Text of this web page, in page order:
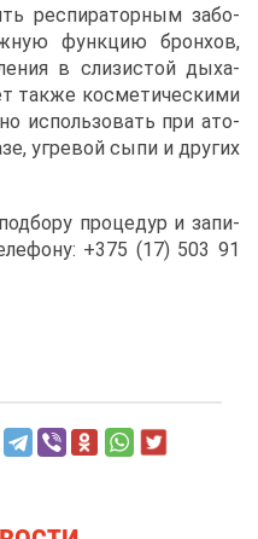
ре­спи­ра­тор­ным за­бо­
функ­цию брон­хов,
в сли­зи­стой ды­ха­
та­к­же кос­ме­ти­че­ски­ми
ис­поль­зо­вать при ато­
уг­ре­вой сы­пи и дру­гих
про­це­дур и за­пи­
+375 (17) 503 91